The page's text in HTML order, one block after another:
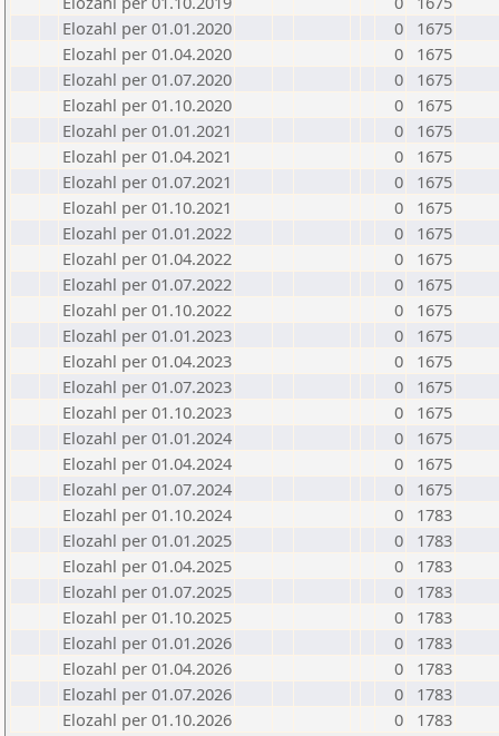
Elozahl per 01.01.2020
0
1675
Elozahl per 01.04.2020
0
1675
Elozahl per 01.07.2020
0
1675
Elozahl per 01.10.2020
0
1675
Elozahl per 01.01.2021
0
1675
Elozahl per 01.04.2021
0
1675
Elozahl per 01.07.2021
0
1675
Elozahl per 01.10.2021
0
1675
Elozahl per 01.01.2022
0
1675
Elozahl per 01.04.2022
0
1675
Elozahl per 01.07.2022
0
1675
Elozahl per 01.10.2022
0
1675
Elozahl per 01.01.2023
0
1675
Elozahl per 01.04.2023
0
1675
Elozahl per 01.07.2023
0
1675
Elozahl per 01.10.2023
0
1675
Elozahl per 01.01.2024
0
1675
Elozahl per 01.04.2024
0
1675
Elozahl per 01.07.2024
0
1675
Elozahl per 01.10.2024
0
1783
Elozahl per 01.01.2025
0
1783
Elozahl per 01.04.2025
0
1783
Elozahl per 01.07.2025
0
1783
Elozahl per 01.10.2025
0
1783
Elozahl per 01.01.2026
0
1783
Elozahl per 01.04.2026
0
1783
Elozahl per 01.07.2026
0
1783
Elozahl per 01.10.2026
0 1783